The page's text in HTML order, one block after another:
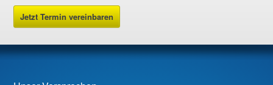
Jetzt Termin vereinbaren